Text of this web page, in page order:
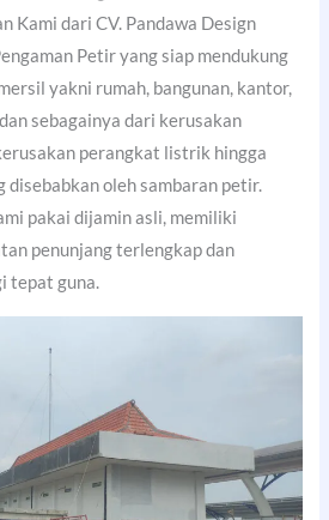
Kami dari CV. Pandawa Design
Petir yang siap mendukung
yakni rumah, bangunan, kantor,
sebagainya dari kerusakan
perangkat listrik hingga
disebabkan oleh sambaran petir.
pakai dijamin asli, memiliki
penunjang terlengkap dan
tepat guna.